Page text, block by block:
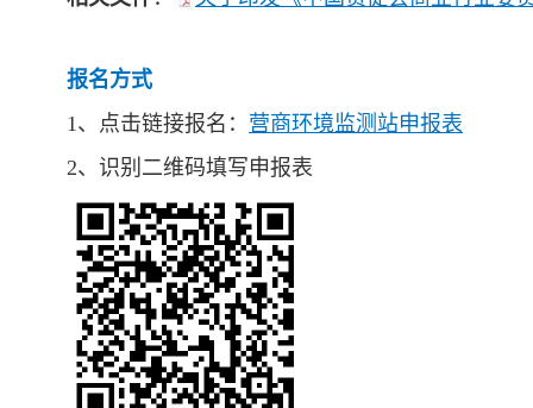
报名方式
1、点击链接报名： 营商环境监测站申报表
2、识别二维码填写申报表